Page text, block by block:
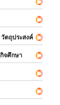
ตถุประสงค์
จศึกษา